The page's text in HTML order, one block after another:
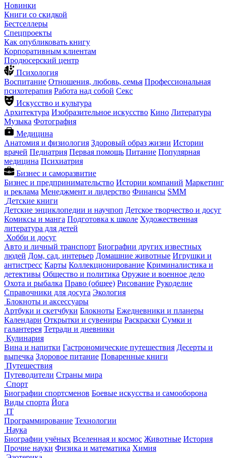
Новинки
Книги со скидкой
Бестселлеры
Спецпроекты
Как опубликовать книгу
Корпоративным клиентам
Продюсерский центр
Психология
Воспитание Отношения, любовь, семья Профессиональная
психотерапия Работа над собой Секс
Искусство и культура
Архитектура Изобразительное искусство Кино Литература
Музыка Фотография
Медицина
Анатомия и физиология Здоровый образ жизни Истории
врачей Педиатрия Первая помощь Питание Популярная
медицина Психиатрия
Бизнес и саморазвитие
Бизнес и предпринимательство Истории компаний Маркетинг
и реклама Менеджмент и лидерство Финансы SMM
Детские книги
Детские энциклопедии и научпоп Детское творчество и досуг
Комиксы и манга Подготовка к школе Художественная
литература для детей
Хобби и досуг
Авто и личный транспорт Биографии других известных
людей Дом, сад, интерьер Домашние животные Игрушки и
антистресс Карты Коллекционирование Криминалистика и
детективы Общество и политика Оружие и военное дело
Охота и рыбалка Право (общее) Рисование Рукоделие
Справочники для досуга Экология
Блокноты и аксессуары
Артбуки и скетчбуки Блокноты Ежедневники и планеры
Календари Открытки и сувениры Раскраски Сумки и
галантерея Тетради и дневники
Кулинария
Вина и напитки Гастрономические путешествия Десерты и
выпечка Здоровое питание Поваренные книги
Путешествия
Путеводители Страны мира
Спорт
Биографии спортсменов Боевые искусства и самооборона
Виды спорта Йога
IT
Программирование Технологии
Наука
Биографии учёных Вселенная и космос Животные История
Прочие науки Физика и математика Химия